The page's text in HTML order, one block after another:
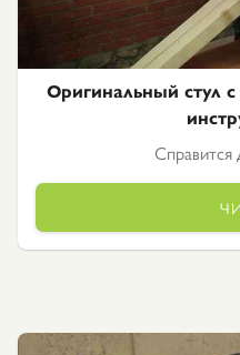
Оригинальный стул
Справится